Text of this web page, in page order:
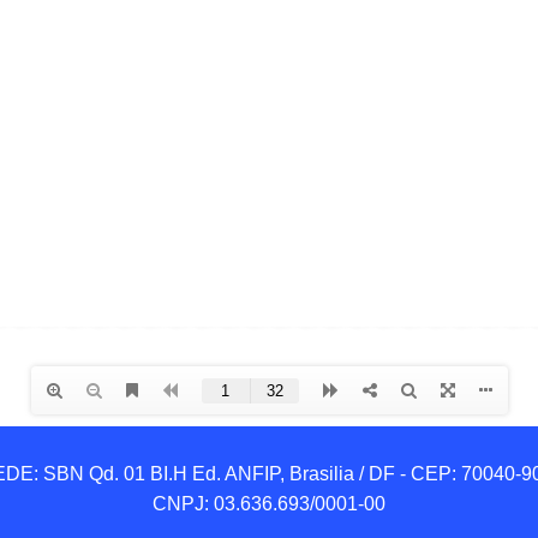
SBN Qd. 01 BI.H Ed. ANFIP, Brasilia / DF - CEP: 70040-
CNPJ: 03.636.693/0001-00